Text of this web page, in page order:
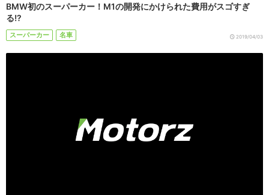
BMW初のスーパーカー！M1の開発にかけられた費用がスゴすぎ
る!?
スーパーカー 名車 2019/04/03